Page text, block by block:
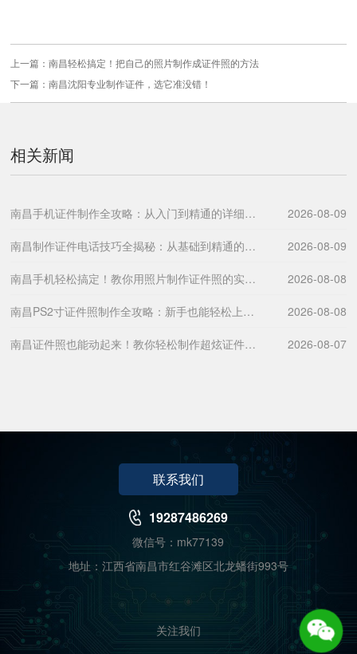
上一篇：南昌轻松搞定！把自己的照片制作成证件照的方法
下一篇：南昌沈阳专业制作证件，选它准没错！
相关新闻
南昌手机证件制作全攻略：从入门到精通的详细指南 2026-08-09
南昌制作证件电话技巧全揭秘：从基础到精通的一站式指南 2026-08-09
南昌手机轻松搞定！教你用照片制作证件照的实用技巧 2026-08-08
南昌PS2寸证件照制作全攻略：新手也能轻松上手的详细教程 2026-08-08
南昌证件照也能动起来！教你轻松制作超炫证件照视频 2026-08-07
联系我们
19287486269
微信号：mk77139
地址：江西省南昌市红谷滩区北龙蟠街993号
关注我们